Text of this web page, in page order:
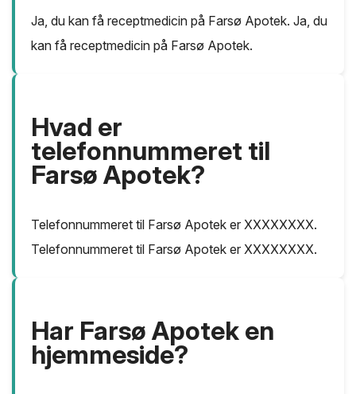
Ja, du kan få receptmedicin på Farsø Apotek. Ja, du
kan få receptmedicin på Farsø Apotek.
Hvad er
telefonnummeret til
Farsø Apotek?
Telefonnummeret til Farsø Apotek er XXXXXXXX.
Telefonnummeret til Farsø Apotek er XXXXXXXX.
Har Farsø Apotek en
hjemmeside?